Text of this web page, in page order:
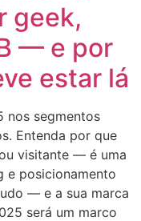
geek,
— e por
estar lá
nos segmentos
Entenda por que
visitante — é uma
e posicionamento
— e a sua marca
será um marco